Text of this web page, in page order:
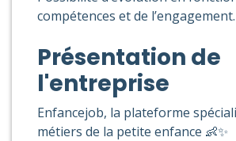
compétences et de l’engagement.
Présentation de
l'entreprise
Enfancejob, la plateforme
métiers de la petite enfance 👶✨